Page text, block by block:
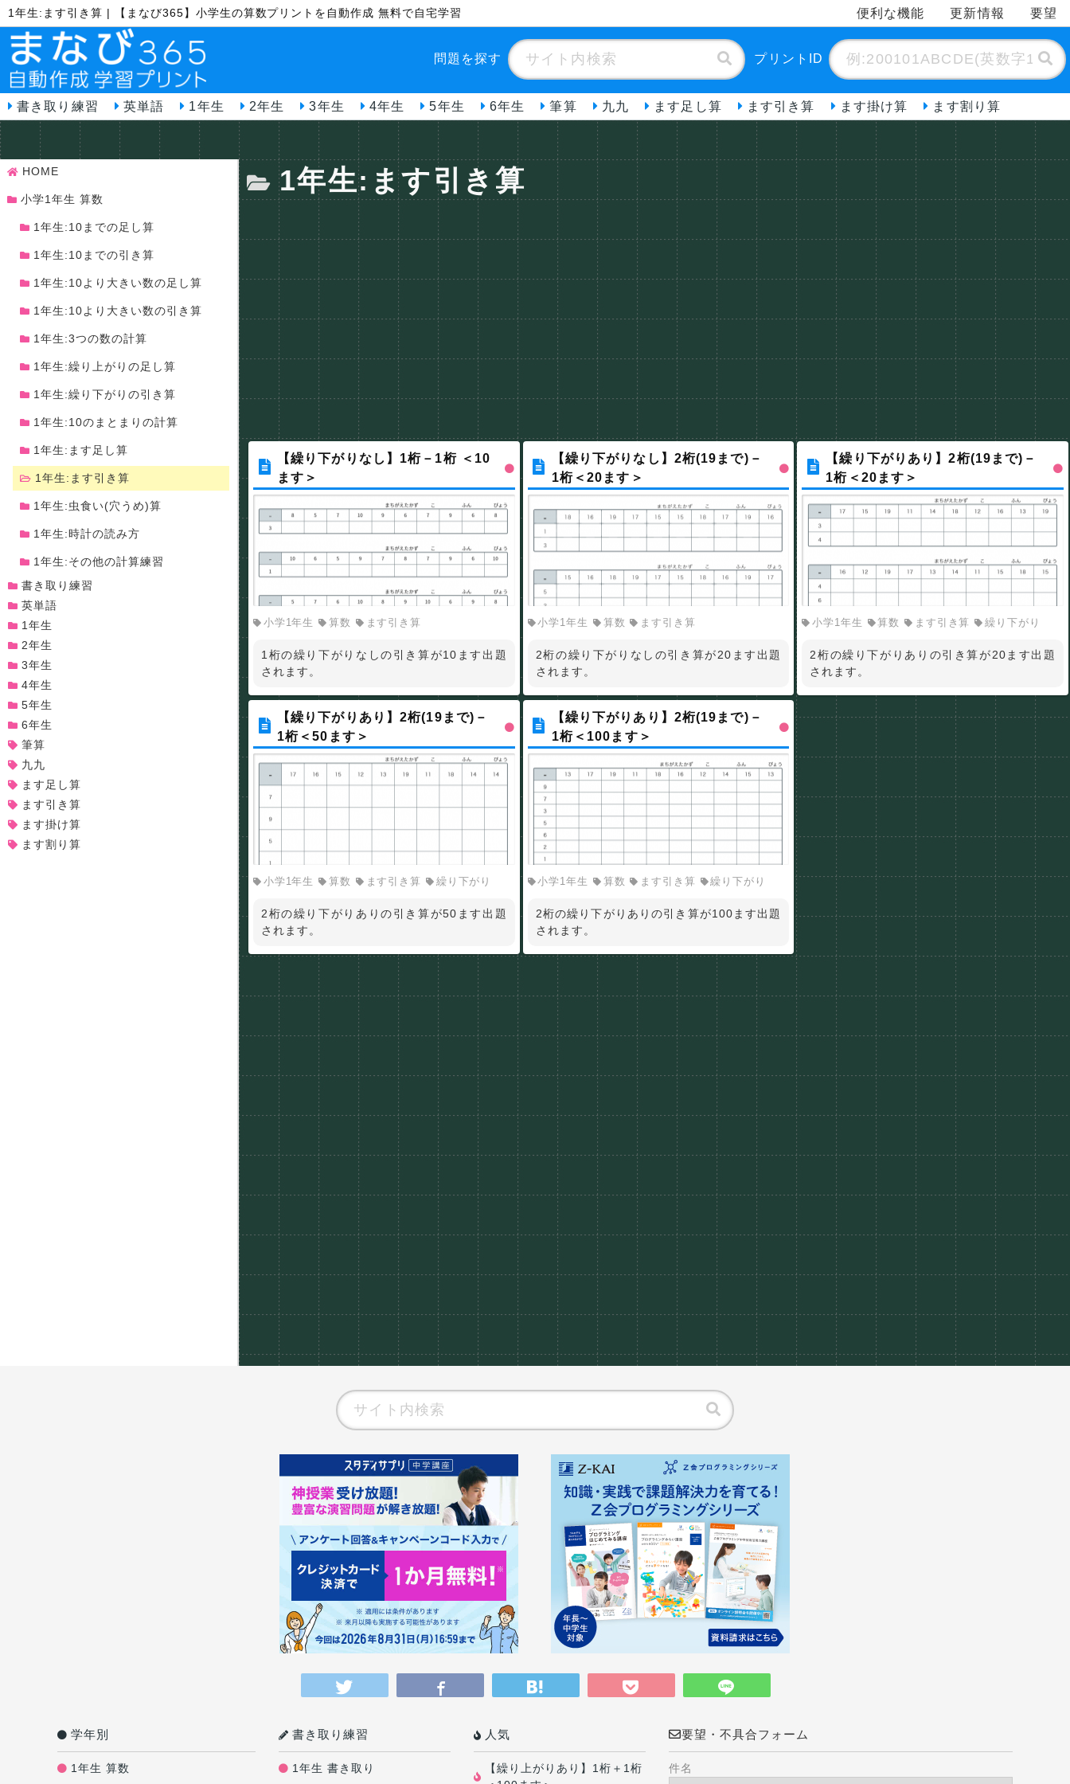
1年生:ます引き算 | 【まなび365】小学生の算数プリントを自動作成 無料で自宅学習 便利な機能 更新情報 要望
問題を探す プリントID
書き取り練習 英単語 1年生 2年生 3年生 4年生 5年生 6年生 筆算 九九 ます足し算 ます引き算 ます掛け算 ます割り算
1年生:ます引き算
【繰り下がりなし】1桁－1桁 ＜10
ます＞
小学1年生 算数 ます引き算
1桁の繰り下がりなしの引き算が10ます出題
されます。
【繰り下がりなし】2桁(19まで)－
1桁＜20ます＞
小学1年生 算数 ます引き算
2桁の繰り下がりなしの引き算が20ます出題
されます。
【繰り下がりあり】2桁(19まで)－
1桁＜20ます＞
小学1年生 算数 ます引き算 繰り下がり
2桁の繰り下がりありの引き算が20ます出題
されます。
【繰り下がりあり】2桁(19まで)－
1桁＜50ます＞
小学1年生 算数 ます引き算 繰り下がり
2桁の繰り下がりありの引き算が50ます出題
されます。
【繰り下がりあり】2桁(19まで)－
1桁＜100ます＞
小学1年生 算数 ます引き算 繰り下がり
2桁の繰り下がりありの引き算が100ます出題
されます。
HOME
小学1年生 算数
1年生:10までの足し算
1年生:10までの引き算
1年生:10より大きい数の足し算
1年生:10より大きい数の引き算
1年生:3つの数の計算
1年生:繰り上がりの足し算
1年生:繰り下がりの引き算
1年生:10のまとまりの計算
1年生:ます足し算
1年生:ます引き算
1年生:虫食い(穴うめ)算
1年生:時計の読み方
1年生:その他の計算練習
書き取り練習
英単語
1年生
2年生
3年生
4年生
5年生
6年生
筆算
九九
ます足し算
ます引き算
ます掛け算
ます割り算
学年別
1年生 算数
書き取り練習
1年生 書き取り
人気
【繰り上がりあり】1桁＋1桁
要望・不具合フォーム
件名